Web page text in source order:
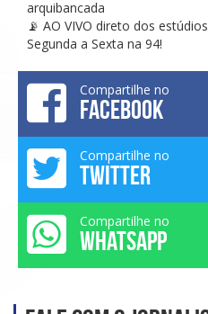
arquibancada
📡 AO VIVO direto dos
Segunda a Sexta na 94!
Compartilhe no
FACEBOOK
Compartilhe no
TWITTER
Compartilhe no
WHATSAPP